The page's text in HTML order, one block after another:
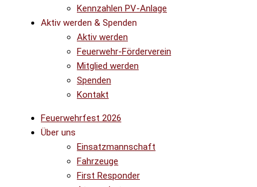
Kennzahlen PV-Anlage
Aktiv werden & Spenden
Aktiv werden
Feuerwehr-Förderverein
Mitglied werden
Spenden
Kontakt
Feuerwehrfest 2026
Über uns
Einsatzmannschaft
Fahrzeuge
First Responder